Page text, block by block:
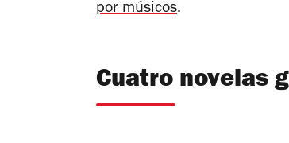
por músicos.
Cuatro novelas